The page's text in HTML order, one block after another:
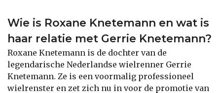
Wie is Roxane Knetemann en wat is
haar relatie met Gerrie Knetemann?
Roxane Knetemann is de dochter van de
legendarische Nederlandse wielrenner Gerrie
Knetemann. Ze is een voormalig professioneel
wielrenster en zet zich nu in voor de promotie van